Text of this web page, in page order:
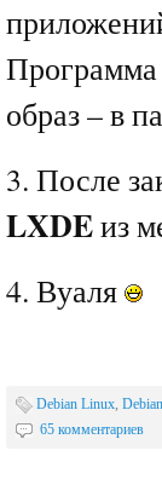
Программа
образ – в
3. После
LXDEиз
4. Вуаля
Debian Linux,
65 комментариев